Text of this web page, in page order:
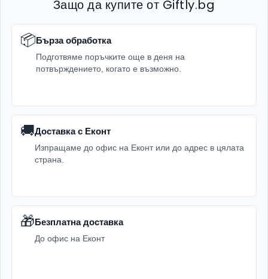
Защо да купите от Giftly.bg
📦Бърза обработка
Подготвяме поръчките още в деня на
потвърждението, когато е възможно.
🚚Доставка с Еконт
Изпращаме до офис на Еконт или до адрес в цялата
страна.
🎁Безплатна доставка
До офис на Еконт